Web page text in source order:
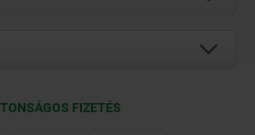
FIZETÉS